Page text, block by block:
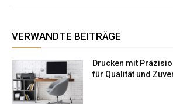
VERWANDTE BEITRÄGE
Drucken mit
für Qualität und